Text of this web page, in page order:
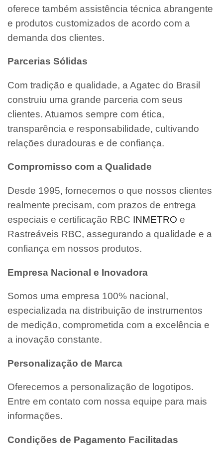
oferece também assistência técnica abrangente
e produtos customizados de acordo com a
demanda dos clientes.
Parcerias Sólidas
Com tradição e qualidade, a Agatec do Brasil
construiu uma grande parceria com seus
clientes. Atuamos sempre com ética,
transparência e responsabilidade, cultivando
relações duradouras e de confiança.
Compromisso com a Qualidade
Desde 1995, fornecemos o que nossos clientes
realmente precisam, com prazos de entrega
especiais e certificação RBC INMETRO e
Rastreáveis RBC, assegurando a qualidade e a
confiança em nossos produtos.
Empresa Nacional e Inovadora
Somos uma empresa 100% nacional,
especializada na distribuição de instrumentos
de medição, comprometida com a excelência e
a inovação constante.
Personalização de Marca
Oferecemos a personalização de logotipos.
Entre em contato com nossa equipe para mais
informações.
Condições de Pagamento Facilitadas